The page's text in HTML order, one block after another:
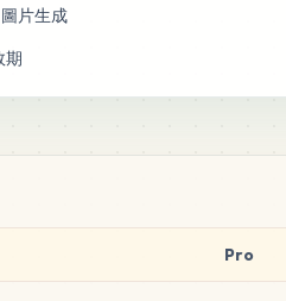
片生成
期
Pro